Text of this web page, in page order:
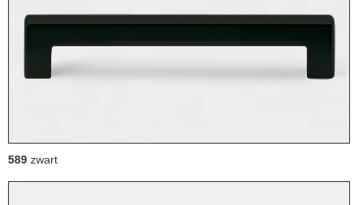
589 zwart